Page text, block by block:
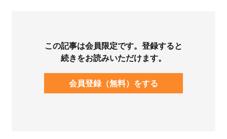
この記事は会員限定です。登録すると
続きをお読みいただけます。
会員登録（無料）をする